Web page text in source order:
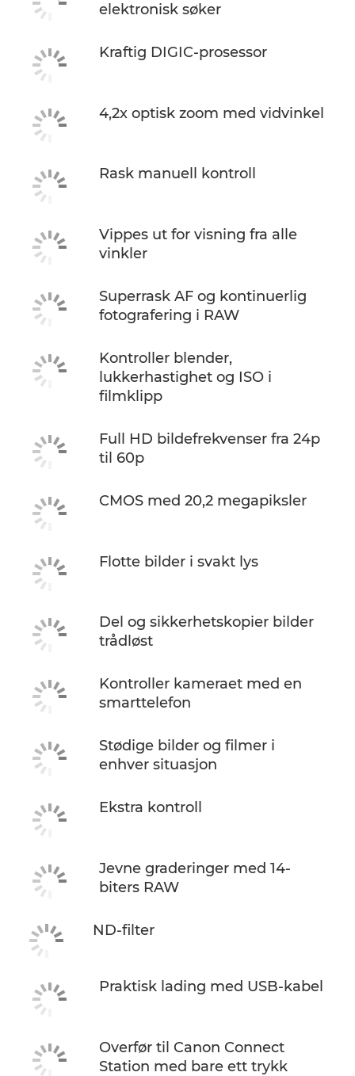
elektronisk søker
Kraftig DIGIC-prosessor
4,2x optisk zoom med vidvinkel
Rask manuell kontroll
Vippes ut for visning fra alle
vinkler
Superrask AF og kontinuerlig
fotografering i RAW
Kontroller blender,
lukkerhastighet og ISO i
filmklipp
Full HD bildefrekvenser fra 24p
til 60p
CMOS med 20,2 megapiksler
Flotte bilder i svakt lys
Del og sikkerhetskopier bilder
trådløst
Kontroller kameraet med en
smarttelefon
Stødige bilder og filmer i
enhver situasjon
Ekstra kontroll
Jevne graderinger med 14-
biters RAW
ND-filter
Praktisk lading med USB-kabel
Overfør til Canon Connect
Station med bare ett trykk